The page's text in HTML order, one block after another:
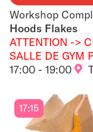
Workshop
Workshop
Hoods Flakes
ATTENTION ->
SALLE DE GYM
17:00 - 19:00
17:15